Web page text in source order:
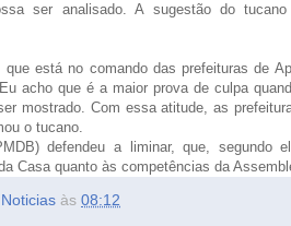
ser analisado. A sugestão do
está no comando das prefeituras de
acho que é a maior prova de culpa
mostrado. Com essa atitude, as
o tucano.
defendeu a liminar, que, segundo
Casa quanto às competências da
às 08:12